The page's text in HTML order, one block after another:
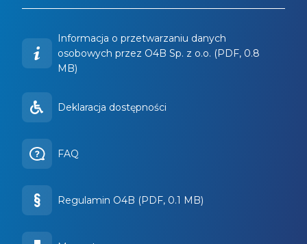
Informacja o przetwarzaniu danych
osobowych przez O4B Sp. z o.o. (PDF, 0.8
MB)
Deklaracja dostępności
FAQ
Regulamin O4B (PDF, 0.1 MB)